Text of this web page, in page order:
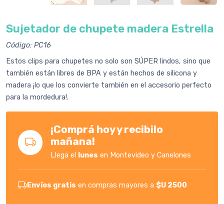
Sujetador de chupete madera Estrella
Código: PC16
Estos clips para chupetes no solo son SÚPER lindos, sino que
también están libres de BPA y están hechos de silicona y
madera ¡lo que los convierte también en el accesorio perfecto
para la mordedura!.
¡Comprá hoy y recibilo
mañana!
Llega el lunes en Montevideo y Canelones
Envíos gratis en compras mayores a $U 2500